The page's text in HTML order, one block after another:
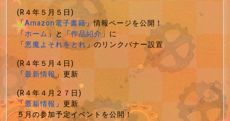
(R４年５月５日)
「Amazon電子書籍」情報ページを公開！
「ホーム」と「作品紹介」に
「悪魔よそれをとれ」のリンクバナー設置
(R４年５月４日)
「最新情報」更新
(R４年４月２７日)
「最新情報」更新
５月の参加予定イベントを公開！